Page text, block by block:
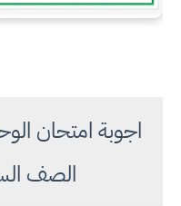
اجوبة امتحان
الصف